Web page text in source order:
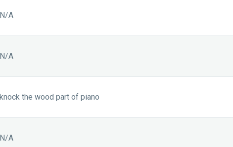
N/A
N/A
knock the wood part of piano
N/A